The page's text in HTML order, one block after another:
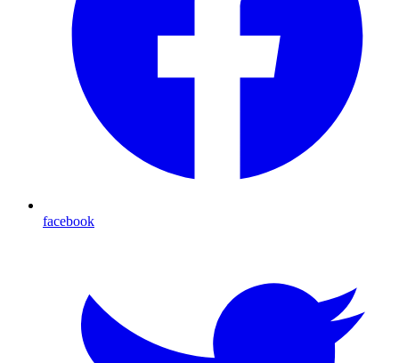
facebook